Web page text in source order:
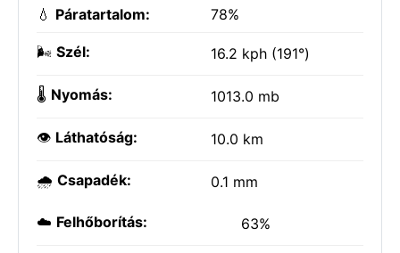
💧 Páratartalom: 78%
🌬️ Szél: 16.2 kph (191°)
🌡️ Nyomás: 1013.0 mb
👁️ Láthatóság: 10.0 km
🌧️ Csapadék: 0.1 mm
☁️ Felhőborítás: 63%